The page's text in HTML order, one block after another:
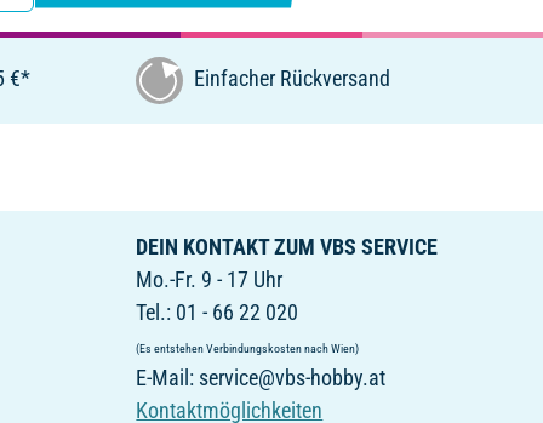
€* Einfacher Rückversand
DEIN KONTAKT ZUM VBS SERVICE
Mo.-Fr. 9 - 17 Uhr
Tel.: 01 - 66 22 020
(Es entstehen Verbindungskosten nach Wien)
E-Mail: service@vbs-hobby.at
Kontaktmöglichkeiten